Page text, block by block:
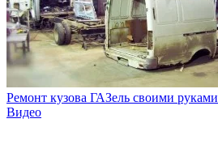
Ремонт кузова ГАЗель своими руками
Видео